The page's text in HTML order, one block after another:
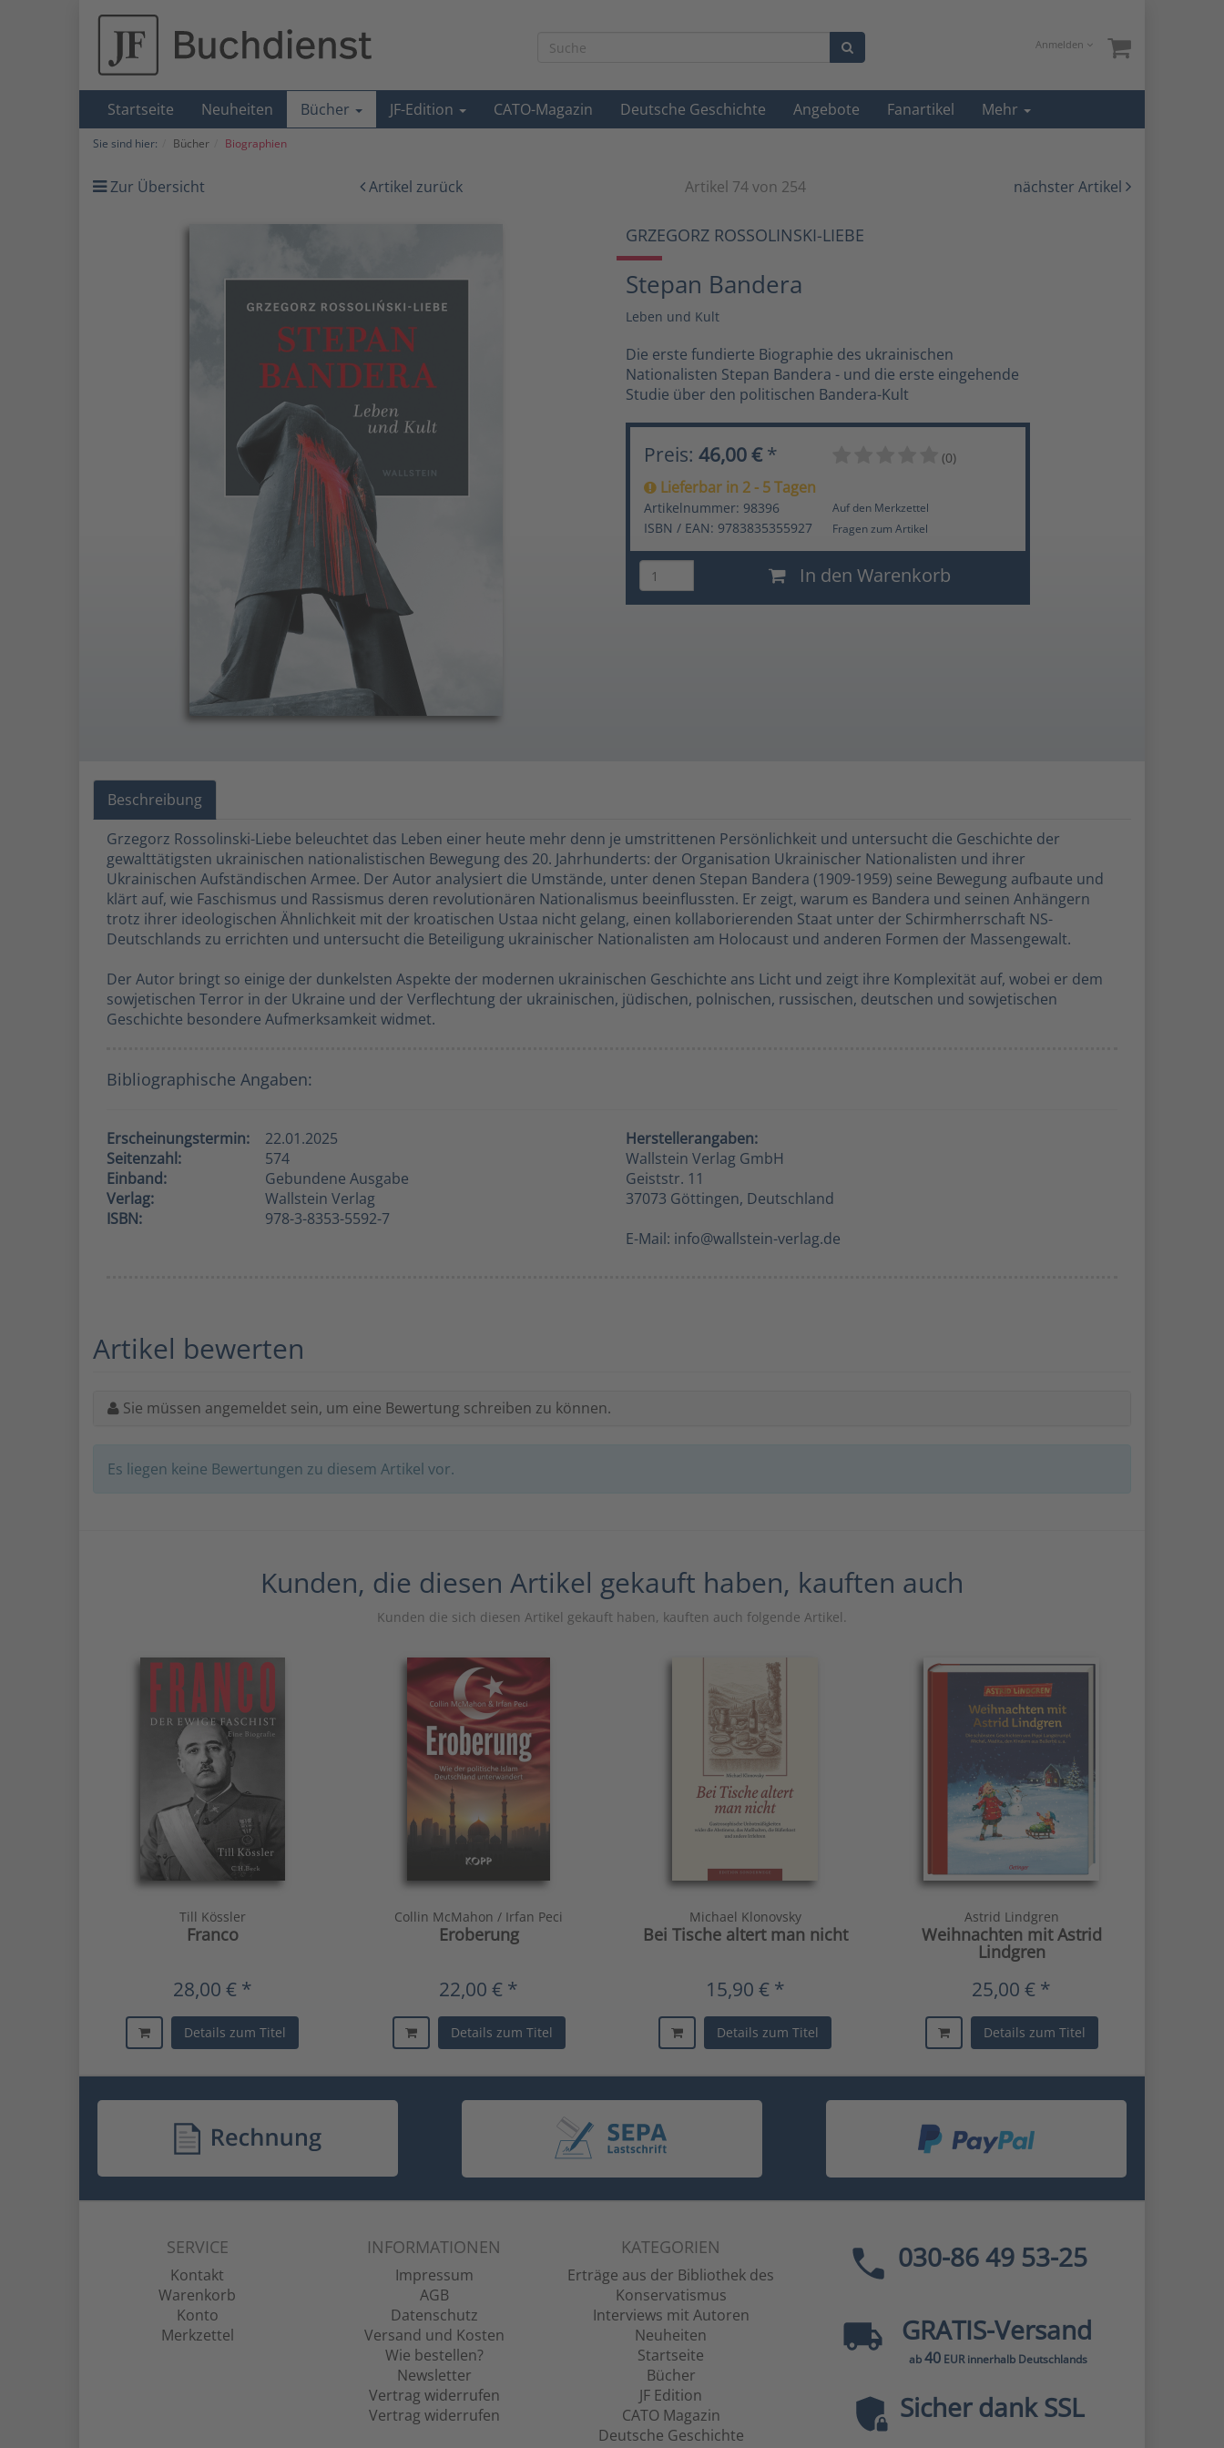
Anmelden
Startseite Neuheiten Bücher JF-Edition CATO-Magazin Deutsche Geschichte Angebote Fanartikel Mehr
Sie sind hier: Bücher Biographien
Zur Übersicht Artikel zurück Artikel 74 von 254 nächster Artikel
GRZEGORZ ROSSOLINSKI-LIEBE
Stepan Bandera
Leben und Kult
Die erste fundierte Biographie des ukrainischen
Nationalisten Stepan Bandera - und die erste eingehende
Studie über den politischen Bandera-Kult
Preis: 46,00 € *
Lieferbar in 2 - 5 Tagen
Artikelnummer: 98396
ISBN / EAN: 9783835355927
(0)
Auf den Merkzettel
Fragen zum Artikel
In den Warenkorb
Beschreibung
Grzegorz Rossolinski-Liebe beleuchtet das Leben einer heute mehr denn je umstrittenen Persönlichkeit und untersucht die Geschichte der
gewalttätigsten ukrainischen nationalistischen Bewegung des 20. Jahrhunderts: der Organisation Ukrainischer Nationalisten und ihrer
Ukrainischen Aufständischen Armee. Der Autor analysiert die Umstände, unter denen Stepan Bandera (1909-1959) seine Bewegung aufbaute und
klärt auf, wie Faschismus und Rassismus deren revolutionären Nationalismus beeinflussten. Er zeigt, warum es Bandera und seinen Anhängern
trotz ihrer ideologischen Ähnlichkeit mit der kroatischen Ustaa nicht gelang, einen kollaborierenden Staat unter der Schirmherrschaft NS-
Deutschlands zu errichten und untersucht die Beteiligung ukrainischer Nationalisten am Holocaust und anderen Formen der Massengewalt.
Der Autor bringt so einige der dunkelsten Aspekte der modernen ukrainischen Geschichte ans Licht und zeigt ihre Komplexität auf, wobei er dem
sowjetischen Terror in der Ukraine und der Verflechtung der ukrainischen, jüdischen, polnischen, russischen, deutschen und sowjetischen
Geschichte besondere Aufmerksamkeit widmet.
Bibliographische Angaben:
Erscheinungstermin:
22.01.2025
Seitenzahl:
574
Einband:
Gebundene Ausgabe
Verlag:
Wallstein Verlag
ISBN:
978-3-8353-5592-7
Herstellerangaben:
Wallstein Verlag GmbH
Geiststr. 11
37073 Göttingen, Deutschland
E-Mail: info@wallstein-verlag.de
Artikel bewerten
Sie müssen angemeldet sein, um eine Bewertung schreiben zu können.
Es liegen keine Bewertungen zu diesem Artikel vor.
Kunden, die diesen Artikel gekauft haben, kauften auch
Kunden die sich diesen Artikel gekauft haben, kauften auch folgende Artikel.
Till Kössler
Franco
28,00 € *
Details zum Titel
Collin McMahon / Irfan Peci
Eroberung
22,00 € *
Details zum Titel
Michael Klonovsky
Bei Tische altert man nicht
15,90 € *
Details zum Titel
Astrid Lindgren
Weihnachten mit Astrid
Lindgren
25,00 € *
Details zum Titel
SERVICE
Kontakt
Warenkorb
Konto
Merkzettel
INFORMATIONEN
Impressum
AGB
Datenschutz
Versand und Kosten
Wie bestellen?
Newsletter
Vertrag widerrufen
Vertrag widerrufen
KATEGORIEN
Erträge aus der Bibliothek des
Konservatismus
Interviews mit Autoren
Neuheiten
Startseite
Bücher
JF Edition
CATO Magazin
Deutsche Geschichte
030-86 49 53-25
GRATIS-Versand
ab40EUR innerhalb Deutschlands
Sicher dank SSL